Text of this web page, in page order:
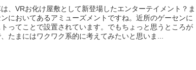
、VRお化け屋敷として新登場したエンターテイメント？ま
ンにおいてあるアミューズメントですね。近所のゲーセンに
トってことで設置されています。でもちょっと思うところが
たまにはワクワク系的に考えてみたいと思いま...